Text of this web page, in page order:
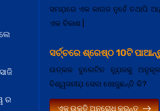
ର
ସମଯ଼ରେ ଏକ କାଗଜ ନୁହେଁ ତଥାପି
ଏକ ବିକାଶ |
ସର୍ଚ୍ଚରେ ଶ୍ରେଷ୍ଠ 10ଟି
ଉତ୍କଳ ବୁଲେଟିନ ନ୍ଯ଼ୁଜକୁ
ବିଶ୍ୱସନୀଯ଼ ସେବା ଖୋଜୁଛନ୍ତି କି?
ଏକ ଉକ୍ତି ଅନୁରୋଧ କରନ୍ତୁ